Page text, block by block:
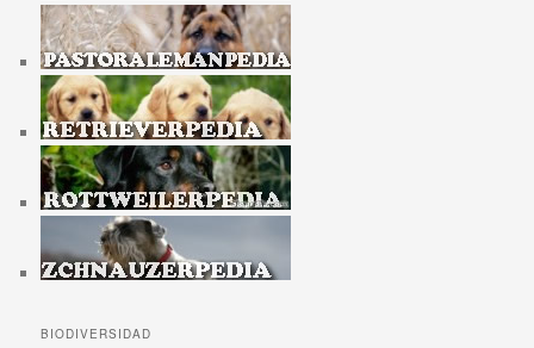
BIODIVERSIDAD